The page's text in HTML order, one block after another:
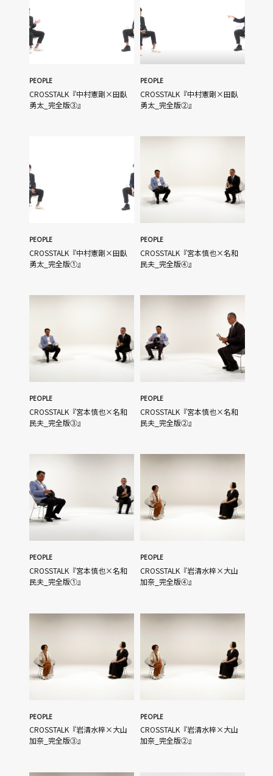
PEOPLE
CROSSTALK『中村憲剛×田臥
勇太_完全版③』
PEOPLE
CROSSTALK『中村憲剛×田臥
勇太_完全版②』
PEOPLE
CROSSTALK『中村憲剛×田臥
勇太_完全版①』
PEOPLE
CROSSTALK『宮本慎也×名和
民夫_完全版④』
PEOPLE
CROSSTALK『宮本慎也×名和
民夫_完全版③』
PEOPLE
CROSSTALK『宮本慎也×名和
民夫_完全版②』
PEOPLE
CROSSTALK『宮本慎也×名和
民夫_完全版①』
PEOPLE
CROSSTALK『岩清水梓×大山
加奈_完全版④』
PEOPLE
CROSSTALK『岩清水梓×大山
加奈_完全版③』
PEOPLE
CROSSTALK『岩清水梓×大山
加奈_完全版②』